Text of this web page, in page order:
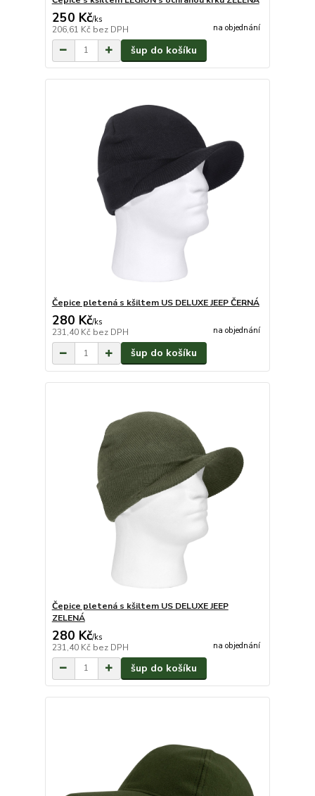
250 Kč/ks
206,61 Kč bez DPH na objednání
šup do košíku
Čepice pletená s kšiltem US DELUXE JEEP ČERNÁ
280 Kč/ks
231,40 Kč bez DPH na objednání
šup do košíku
Čepice pletená s kšiltem US DELUXE JEEP
ZELENÁ
280 Kč/ks
231,40 Kč bez DPH na objednání
šup do košíku